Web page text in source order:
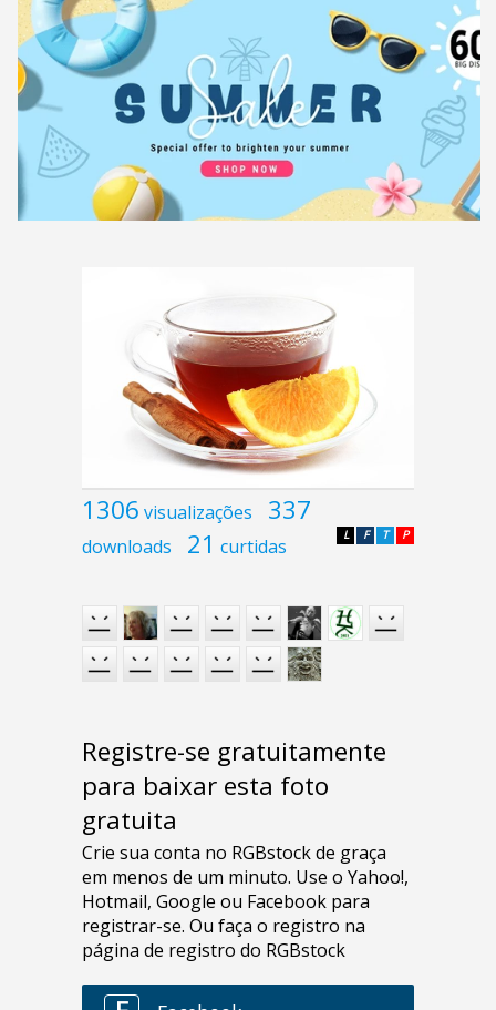
1306 visualizações 337
downloads 21 curtidas P
T
F
L
Registre-se gratuitamente
para baixar esta foto
gratuita